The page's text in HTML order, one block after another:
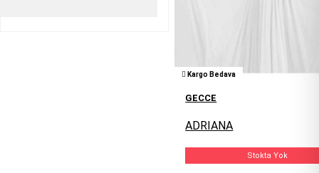
Kargo Bedava
GECCE
ADRIANA
Stokta Yok